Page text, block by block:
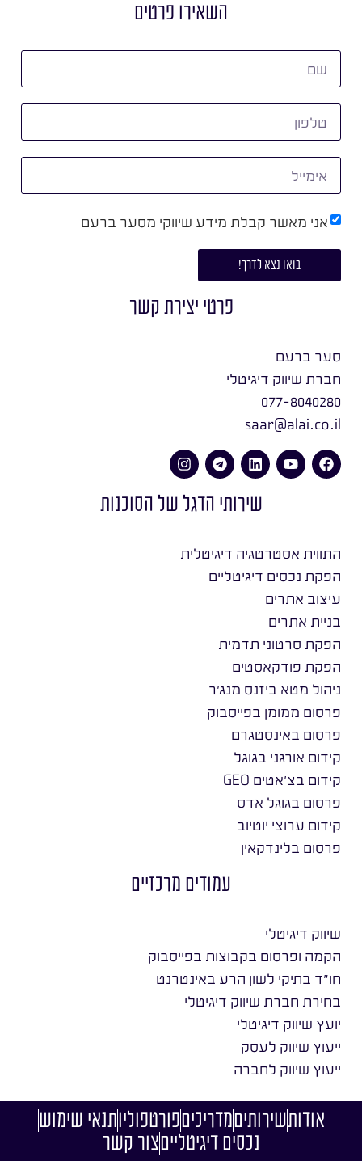
השאירו פרטים
אני מאשר קבלת מידע שיווקי מסער ברעם
בואו נצא לדרך!
פרטי יצירת קשר
סער ברעם
חברת שיווק דיגיטלי
077-8040280
saar@alai.co.il
שירותי הדגל של הסוכנות
התווית אסטרטגיה דיגיטלית
הפקת נכסים דיגיטליים
עיצוב אתרים
בניית אתרים
הפקת סרטוני תדמית
הפקת פודקאסטים
ניהול מטא ביזנס מנג׳ר
פרסום ממומן בפייסבוק
פרסום באינסטגרם
קידום אורגני בגוגל
קידום בצ׳אטים GEO
פרסום בגוגל אדס
קידום ערוצי יוטיוב
פרסום בלינדקאין
עמודים מרכזיים
שיווק דיגיטלי
הקמה ופרסום בקבוצות בפייסבוק
חו״ד בתיקי לשון הרע באינטרנט
בחירת חברת שיווק דיגיטלי
יועץ שיווק דיגיטלי
ייעוץ שיווק לעסק
ייעוץ שיווק לחברה
אודותשירותיםמדריכיםפורטפוליותנאי שימוש
נכסים דיגיטלייםצור קשר